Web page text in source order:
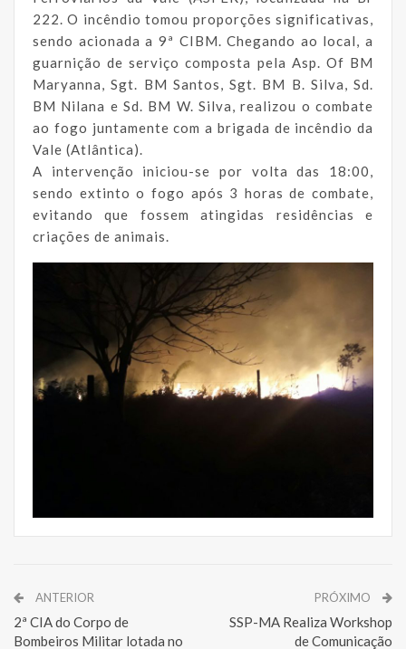
222. O incêndio tomou proporções significativas,
sendo acionada a 9ª CIBM. Chegando ao local, a
guarnição de serviço composta pela Asp. Of BM
Maryanna, Sgt. BM Santos, Sgt. BM B. Silva, Sd.
BM Nilana e Sd. BM W. Silva, realizou o combate
ao fogo juntamente com a brigada de incêndio da
Vale (Atlântica).
A intervenção iniciou-se por volta das 18:00,
sendo extinto o fogo após 3 horas de combate,
evitando que fossem atingidas residências e
criações de animais.
ANTERIOR
2ª CIA do Corpo de
Bombeiros Militar lotada no
PRÓXIMO
SSP-MA Realiza Workshop
de Comunicação